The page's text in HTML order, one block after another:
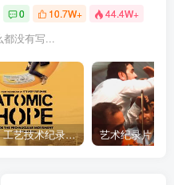
0 10.7W+ 44.4W+
都没有写...
自然，工艺技术纪录片《原子能的希望 Atomic Hope – Inside the Pro-Nuclear Movement》下载